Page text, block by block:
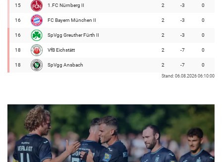
15 1.FC Nürnberg II 2 -3 0
16 FC Bayern München II 2 -3 0
16 SpVgg Greuther Fürth II 2 -3 0
18 VfB Eichstätt 2 -7 0
18 SpVgg Ansbach 2 -7 0
Stand: 06.08.2026 06:10:00